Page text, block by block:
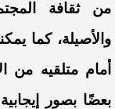
من ثقافة
والأصيلة، كما
أمام متلقيه من
بعضًا بصور